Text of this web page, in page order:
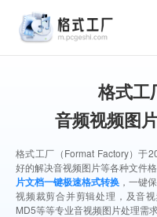
格式工
音频视频图
格式工厂（Format Factory）于
好的解决音视频图片等各种文件
片文档一键极速格式转换 ，一键
视频裁剪合并剪辑处理，及音
MD5等等专业音视频图片处理需求